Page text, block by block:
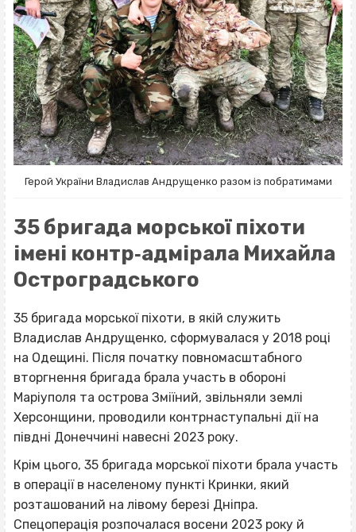
Герой України Владислав Андрущенко разом із побратимами
35 бригада морської піхоти
імені контр‐адмірала Михайла
Остроградського
35 бригада морської піхоти, в якій служить
Владислав Андрущенко, сформувалася у 2018 році
на Одещині. Після початку повномасштабного
вторгнення бригада брала участь в обороні
Маріуполя та острова Зміїний, звільняли землі
Херсонщини, проводили контрнаступальні дії на
півдні Донеччині навесні 2023 року.
Крім цього, 35 бригада морської піхоти брала участь
в операції в населеному пункті Кринки, який
розташований на лівому березі Дніпра.
Спецоперація розпочалася восени 2023 року й